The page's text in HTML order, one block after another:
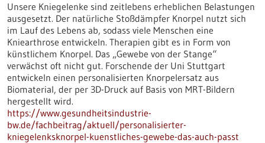
Unsere Kniegelenke sind zeitlebens erheblichen Belastungen
ausgesetzt. Der natürliche Stoßdämpfer Knorpel nutzt sich
im Lauf des Lebens ab, sodass viele Menschen eine
Kniearthrose entwickeln. Therapien gibt es in Form von
künstlichem Knorpel. Das „Gewebe von der Stange“
verwächst oft nicht gut. Forschende der Uni Stuttgart
entwickeln einen personalisierten Knorpelersatz aus
Biomaterial, der per 3D-Druck auf Basis von MRT-Bildern
hergestellt wird.
https://www.gesundheitsindustrie-
bw.de/fachbeitrag/aktuell/personalisierter-
kniegelenksknorpel-kuenstliches-gewebe-das-auch-passt